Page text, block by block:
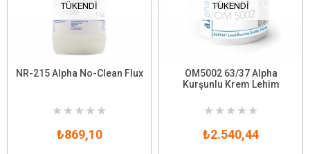
TÜKENDI
NR-215 Alpha No-Clean Flux
★ ★ ★ ★ ★
₺869,10
TÜKENDI
OM5002 63/37 Alpha
Kurşunlu Krem Lehim
★ ★ ★ ★ ★
₺2.540,44